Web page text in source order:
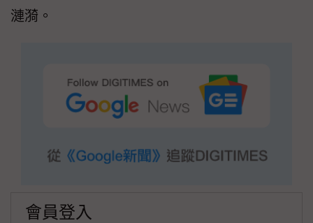
漣漪。
會員登入